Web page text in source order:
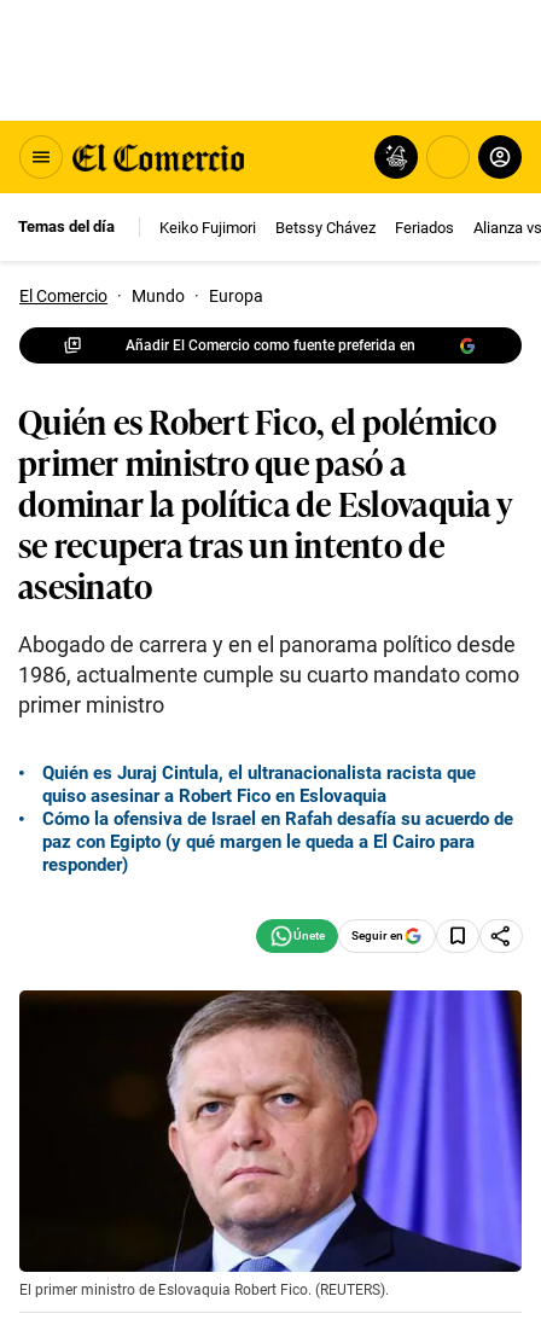
Temas del día Keiko Fujimori Betssy Chávez Feriados Alianza
El Comercio · Mundo · Europa
Añadir El Comercio como fuente preferida en
Quién es Robert Fico, el polémico
primer ministro que pasó a
dominar la política de Eslovaquia y
se recupera tras un intento de
asesinato
Abogado de carrera y en el panorama político desde
1986, actualmente cumple su cuarto mandato como
primer ministro
Quién es Juraj Cintula, el ultranacionalista racista que
quiso asesinar a Robert Fico en Eslovaquia
Cómo la ofensiva de Israel en Rafah desafía su acuerdo de
paz con Egipto (y qué margen le queda a El Cairo para
responder)
Seguir en
El primer ministro de Eslovaquia Robert Fico. (REUTERS).